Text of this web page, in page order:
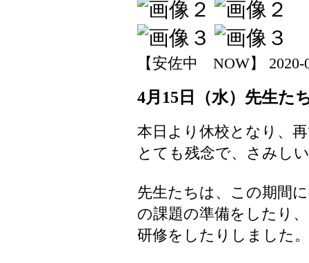
【安佐中 NOW】 2020-
4月15日（水）先生た
本日より休校となり、
とても残念で、さみし
先生たちは、この期間
の課題の準備をしたり、
研修をしたりしました。